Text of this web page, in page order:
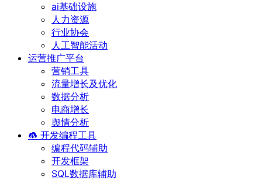
ai基础设施
人力资源
行业协会
人工智能活动
运营推广平台
营销工具
流量增长及优化
数据分析
电商增长
舆情分析
开发编程工具
编程代码辅助
开发框架
SQL数据库辅助